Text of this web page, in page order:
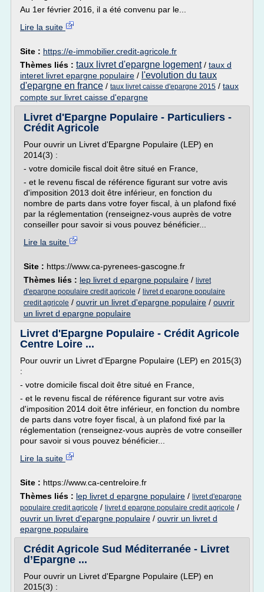
Au 1er février 2016, il a été convenu par le...
Lire la suite
Site : https://e-immobilier.credit-agricole.fr
Thèmes liés : taux livret d'epargne logement/ taux d
interet livret epargne populaire / l'evolution du taux
d'epargne en france / taux livret caisse d'epargne 2015 / taux
compte sur livret caisse d'epargne
Livret d'Epargne Populaire - Particuliers -
Crédit Agricole
Pour ouvrir un Livret d'Epargne Populaire (LEP) en
2014(3) :
- votre domicile fiscal doit être situé en France,
- et le revenu fiscal de référence figurant sur votre avis
d'imposition 2013 doit être inférieur, en fonction du
nombre de parts dans votre foyer fiscal, à un plafond fixé
par la réglementation (renseignez-vous auprès de votre
conseiller pour savoir si vous pouvez bénéficier...
Lire la suite
Site : https://www.ca-pyrenees-gascogne.fr
Thèmes liés : lep livret d epargne populaire / livret
d'epargne populaire credit agricole / livret d epargne populaire
credit agricole / ouvrir un livret d'epargne populaire / ouvrir
un livret d epargne populaire
Livret d'Epargne Populaire - Crédit Agricole
Centre Loire ...
Pour ouvrir un Livret d'Epargne Populaire (LEP) en 2015(3)
:
- votre domicile fiscal doit être situé en France,
- et le revenu fiscal de référence figurant sur votre avis
d'imposition 2014 doit être inférieur, en fonction du nombre
de parts dans votre foyer fiscal, à un plafond fixé par la
réglementation (renseignez-vous auprès de votre conseiller
pour savoir si vous pouvez bénéficier...
Lire la suite
Site : https://www.ca-centreloire.fr
Thèmes liés : lep livret d epargne populaire / livret d'epargne
populaire credit agricole / livret d epargne populaire credit agricole /
ouvrir un livret d'epargne populaire / ouvrir un livret d
epargne populaire
Crédit Agricole Sud Méditerranée - Livret
d’Epargne ...
Pour ouvrir un Livret d'Epargne Populaire (LEP) en
2015(3) :